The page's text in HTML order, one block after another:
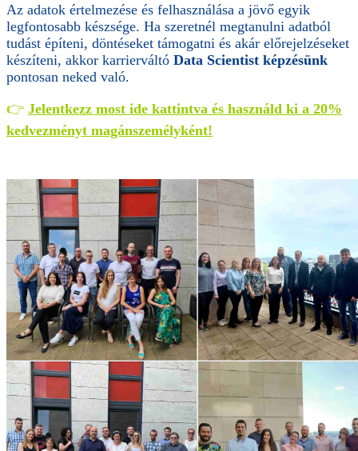
Az adatok értelmezése és felhasználása a jövő egyik
legfontosabb készsége. Ha szeretnél megtanulni adatból
tudást építeni, döntéseket támogatni és akár előrejelzéseket
készíteni, akkor karrierváltó Data Scientist képzésünk
pontosan neked való.
👉 Jelentkezz most ide kattintva és használd ki a 20%
kedvezményt magánszemélyként!